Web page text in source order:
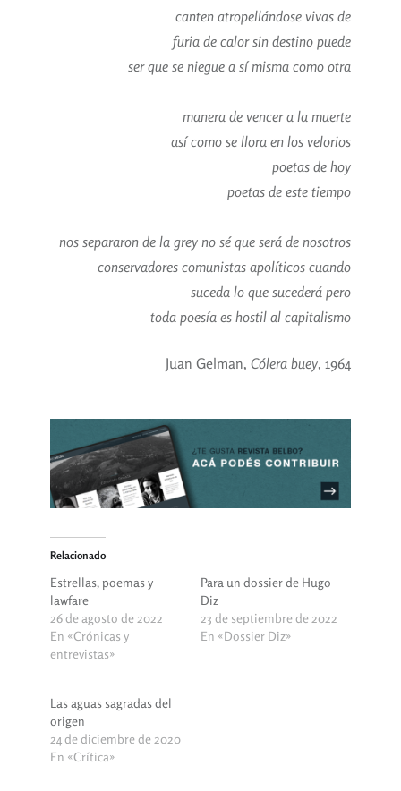
canten atropellándose vivas de
furia de calor sin destino puede
ser que se niegue a sí misma como otra
manera de vencer a la muerte
así como se llora en los velorios
poetas de hoy
poetas de este tiempo
nos separaron de la grey no sé que será de nosotros
conservadores comunistas apolíticos cuando
suceda lo que sucederá pero
toda poesía es hostil al capitalismo
Juan Gelman,Cólera buey, 1964
Relacionado
Estrellas, poemas y
lawfare
26 de agosto de 2022
En «Crónicas y
entrevistas»
Para un dossier de Hugo
Diz
23 de septiembre de 2022
En «Dossier Diz»
Las aguas sagradas del
origen
24 de diciembre de 2020
En «Crítica»